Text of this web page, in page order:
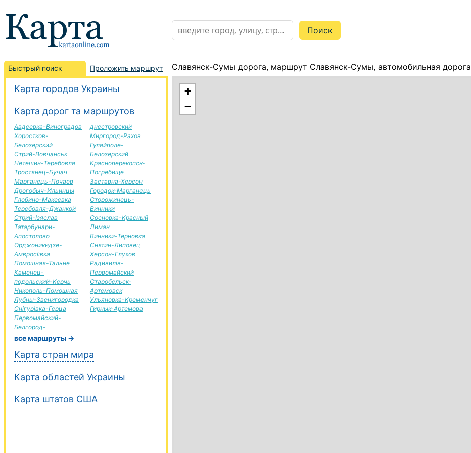
Быстрый поиск Проложить маршрут
Карта городов Украины
Карта дорог та маршрутов
Авдеевка-Виноградов
Хоростков-
Белозерский
Стрий-Вовчанськ
Нетешин-Теребовля
Тростянец-Бучач
Марганець-Почаев
Дрогобыч-Ильинцы
Глобино-Макеевка
Теребовля-Джанкой
Стрий-Ізяслав
Татарбунари-
Апостолово
Орджоникидзе-
Амвросіївка
Помошная-Тальне
Каменец-
подольский-Керчь
Никополь-Помошная
Лубны-Звенигородка
Снігурівка-Герца
Первомайский-
Белгород-
днестровский
Миргород-Рахов
Гуляйполе-
Белозерский
Красноперекопск-
Погребище
Заставна-Херсон
Городок-Марганець
Сторожинець-
Винники
Сосновка-Красный
Лиман
Винники-Терновка
Снятин-Липовец
Херсон-Глухов
Радивилів-
Первомайский
Старобельск-
Артемовск
Ульяновка-Кременчуг
Гирнык-Артемова
все маршруты →
Карта стран мира
Карта областей Украины
Карта штатов США
Славянск-Сумы дорога, маршрут Славянск-Сумы, автомобильная дорога
+
−